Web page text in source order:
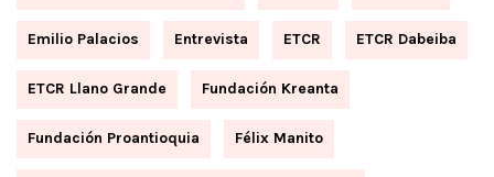
Emilio Palacios Entrevista ETCR ETCR Dabeiba
ETCR Llano Grande Fundación Kreanta
Fundación Proantioquia Félix Manito